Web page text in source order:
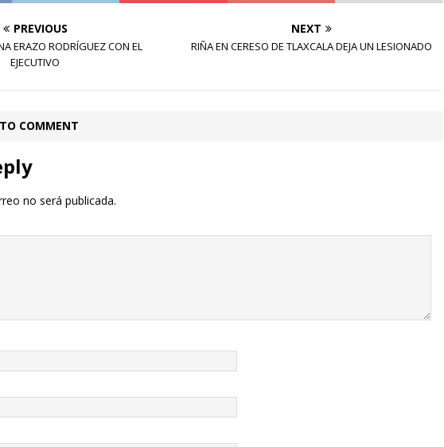
PREVIOUS
ERAZO RODRÍGUEZ CON EL
EJECUTIVO
NEXT
RIÑA EN CERESO DE TLAXCALA DEJA UN LESIONADO
COMMENT
no será publicada.